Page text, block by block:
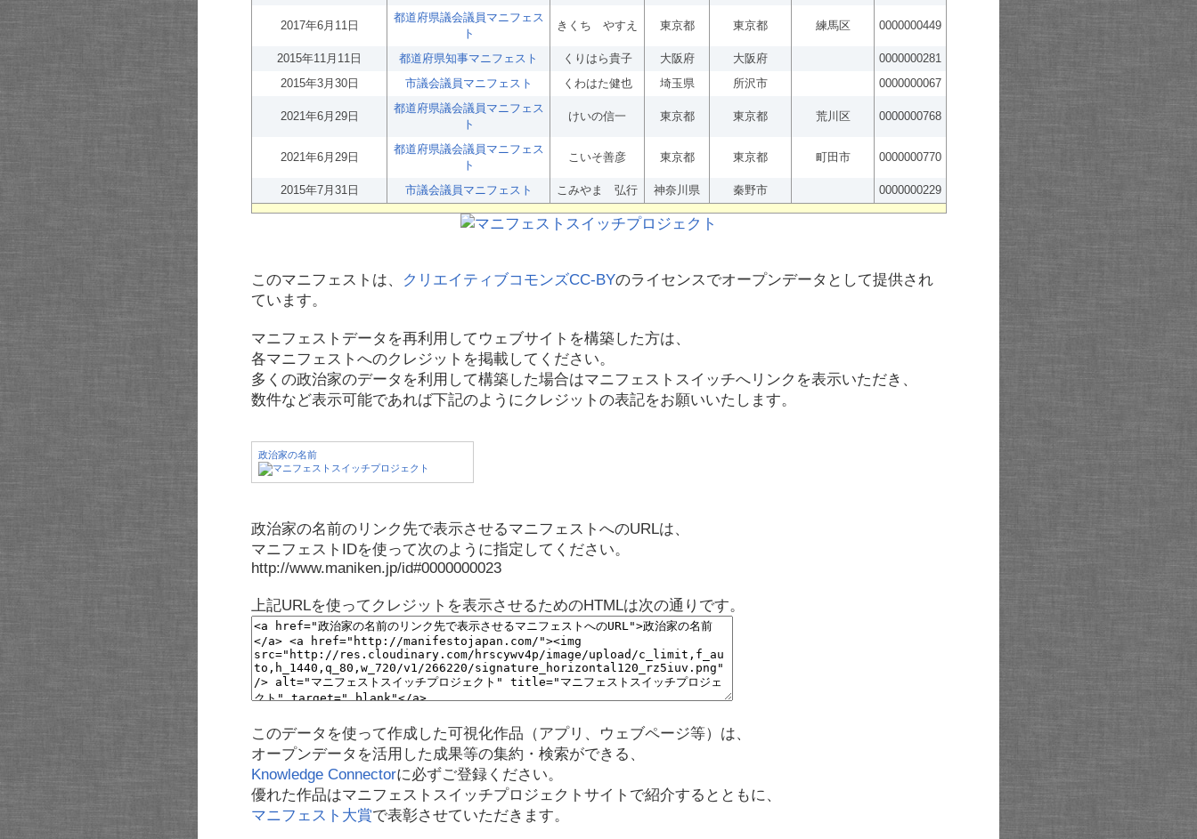
2017年6月11日
都道府県議会議員マニフェス
ト
きくち やすえ 東京都 東京都 練馬区 0000000449
2015年11月11日 都道府県知事マニフェスト くりはら貴子 大阪府 大阪府
0000000281
2015年3月30日
市議会議員マニフェスト くわはた健也 埼玉県 所沢市 0000000067
2021年6月29日
都道府県議会議員マニフェス
ト
けいの信一 東京都 東京都 荒川区 0000000768
2021年6月29日
都道府県議会議員マニフェス
ト
こいそ善彦 東京都 東京都 町田市 0000000770
2015年7月31日 市議会議員マニフェスト こみやま 弘行 神奈川県 秦野市 0000000229
このマニフェストは、 クリエイティブコモンズCC-BYのライセンスでオープンデータとして提供され
ています。
マニフェストデータを再利用してウェブサイトを構築した方は、
各マニフェストへのクレジットを掲載してください。
多くの政治家のデータを利用して構築した場合はマニフェストスイッチへリンクを表示いただき、
数件など表示可能であれば下記のようにクレジットの表記をお願いいたします。
政治家の名前
政治家の名前のリンク先で表示させるマニフェストへのURLは、
マニフェストIDを使って次のように指定してください。
http://www.maniken.jp/id#0000000023
上記URLを使ってクレジットを表示させるためのHTMLは次の通りです。
このデータを使って作成した可視化作品（アプリ、ウェブページ等）は、
オープンデータを活用した成果等の集約・検索ができる、
Knowledge Connectorに必ずご登録ください。
優れた作品はマニフェストスイッチプロジェクトサイトで紹介するとともに、
マニフェスト大賞で表彰させていただきます。